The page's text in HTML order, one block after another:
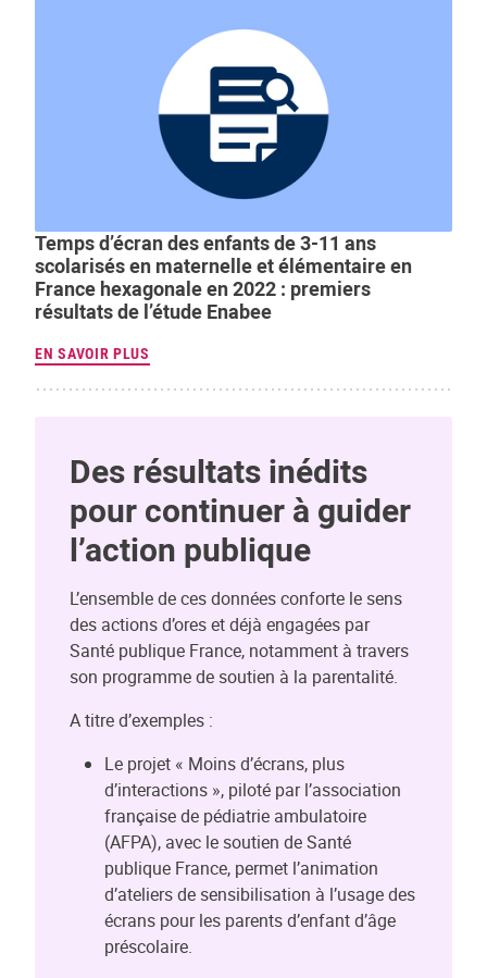
Temps d’écran des enfants de 3-11 ans
scolarisés en maternelle et élémentaire en
France hexagonale en 2022 : premiers
résultats de l’étude Enabee
EN SAVOIR PLUS
Des résultats inédits
pour continuer à guider
l’action publique
L’ensemble de ces données conforte le sens
des actions d’ores et déjà engagées par
Santé publique France, notamment à travers
son programme de soutien à la parentalité.
A titre d’exemples :
Le projet « Moins d’écrans, plus
d’interactions », piloté par l’association
française de pédiatrie ambulatoire
(AFPA), avec le soutien de Santé
publique France, permet l’animation
d’ateliers de sensibilisation à l’usage des
écrans pour les parents d’enfant d’âge
préscolaire.